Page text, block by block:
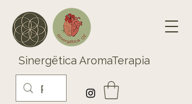
Sinergëtica AromaTerapia